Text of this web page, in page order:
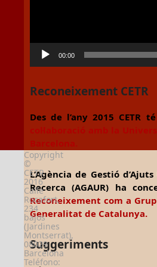
00:00
Reconeixement CETR
Des de l’any 2015 CETR
col·laboració amb la
Barcelona.
L’Agència de Gestió
Recerca (AGAUR) ha
Reconeixement com a
Generalitat de Catalunya.
Suggeriments
Copyright
©
CETR
2016
Calle
Rocafort,
234
bajos
(Jardines
Montserrat),
08029
Barcelona
Teléfono: